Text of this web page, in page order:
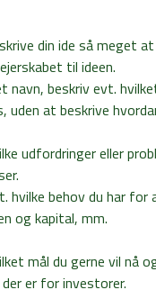
din ide så meget
til ideen.
navn, beskriv evt.
uden at beskrive
udfordringer eller
hvilke behov du har for
og kapital, mm.
mål du gerne vil nå
er for investorer.